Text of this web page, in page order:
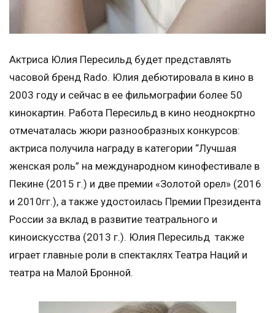
Актриса Юлия Пересильд будет представлять
часовой бренд Rado. Юлия дебютировала в кино в
2003 году и cейчас в ее фильмографии более 50
кинокартин. Работа Пересильд в кино неоднокртно
отмечаталась жюри разнообразных конкурсов:
актриса получила награду в категории “Лучшая
женская роль” на международном кинофестивале в
Пекине (2015 г.) и две премии «Золотой орел» (2016
и 2010гг.), а также удостоилась Премии Президента
России за вклад в развитие театрального и
киноискусства (2013 г.). Юлия Пересильд также
играет главные роли в спектаклях Театра Наций и
театра на Малой Бронной.